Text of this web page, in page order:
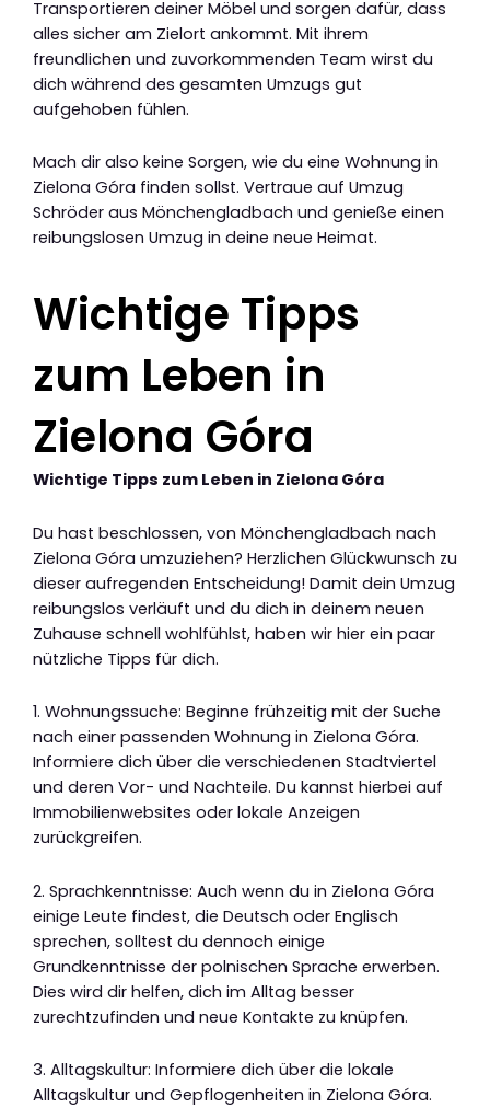
Transportieren deiner Möbel und sorgen dafür, dass
alles sicher am Zielort ankommt. Mit ihrem
freundlichen und zuvorkommenden Team wirst du
dich während des gesamten Umzugs gut
aufgehoben fühlen.
Mach dir also keine Sorgen, wie du eine Wohnung in
Zielona Góra finden sollst. Vertraue auf Umzug
Schröder aus Mönchengladbach und genieße einen
reibungslosen Umzug in deine neue Heimat.
Wichtige Tipps
zum Leben in
Zielona Góra
Wichtige Tipps zum Leben in Zielona Góra
Du hast beschlossen, von Mönchengladbach nach
Zielona Góra umzuziehen? Herzlichen Glückwunsch zu
dieser aufregenden Entscheidung! Damit dein Umzug
reibungslos verläuft und du dich in deinem neuen
Zuhause schnell wohlfühlst, haben wir hier ein paar
nützliche Tipps für dich.
1. Wohnungssuche: Beginne frühzeitig mit der Suche
nach einer passenden Wohnung in Zielona Góra.
Informiere dich über die verschiedenen Stadtviertel
und deren Vor- und Nachteile. Du kannst hierbei auf
Immobilienwebsites oder lokale Anzeigen
zurückgreifen.
2. Sprachkenntnisse: Auch wenn du in Zielona Góra
einige Leute findest, die Deutsch oder Englisch
sprechen, solltest du dennoch einige
Grundkenntnisse der polnischen Sprache erwerben.
Dies wird dir helfen, dich im Alltag besser
zurechtzufinden und neue Kontakte zu knüpfen.
3. Alltagskultur: Informiere dich über die lokale
Alltagskultur und Gepflogenheiten in Zielona Góra.